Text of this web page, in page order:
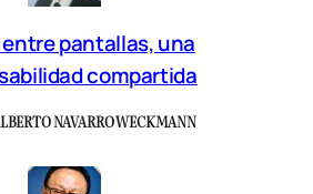
pantallas, una
compartida
NAVARRO WECKMANN